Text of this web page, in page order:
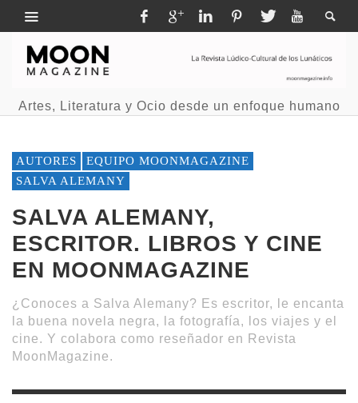
Artes, Literatura y Ocio desde un enfoque humano
AUTORES
EQUIPO MOONMAGAZINE
SALVA ALEMANY
SALVA ALEMANY,
ESCRITOR. LIBROS Y CINE
EN MOONMAGAZINE
¿Conoces a Salva Alemany? Es escritor, le encanta
la buena novela negra, la fotografía, los viajes y el
cine. Y colabora como reseñador en Revista
MoonMagazine.